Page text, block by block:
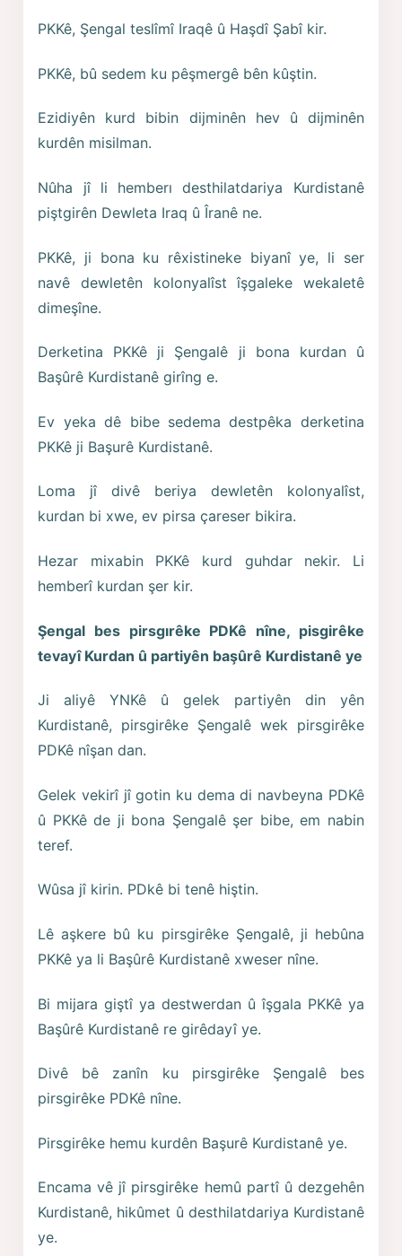
PKKê, Şengal teslîmî Iraqê û Haşdî Şabî kir.
PKKê, bû sedem ku pêşmergê bên kûştin.
Ezidiyên kurd bibin dijminên hev û dijminên
kurdên misilman.
Nûha jî li hemberı desthilatdariya Kurdistanê
piştgirên Dewleta Iraq û Îranê ne.
PKKê, ji bona ku rêxistineke biyanî ye, li ser
navê dewletên kolonyalîst îşgaleke wekaletê
dimeşîne.
Derketina PKKê ji Şengalê ji bona kurdan û
Başûrê Kurdistanê girîng e.
Ev yeka dê bibe sedema destpêka derketina
PKKê ji Başurê Kurdistanê.
Loma jî divê beriya dewletên kolonyalîst,
kurdan bi xwe, ev pirsa çareser bikira.
Hezar mixabin PKKê kurd guhdar nekir. Li
hemberî kurdan şer kir.
Şengal bes pirsgırêke PDKê nîne, pisgirêke
tevayî Kurdan û partiyên başûrê Kurdistanê ye
Ji aliyê YNKê û gelek partiyên din yên
Kurdistanê, pirsgirêke Şengalê wek pirsgirêke
PDKê nîşan dan.
Gelek vekirî jî gotin ku dema di navbeyna PDKê
û PKKê de ji bona Şengalê şer bibe, em nabin
teref.
Wûsa jî kirin. PDkê bi tenê hiştin.
Lê aşkere bû ku pirsgirêke Şengalê, ji hebûna
PKKê ya li Başûrê Kurdistanê xweser nîne.
Bi mijara giştî ya destwerdan û îşgala PKKê ya
Başûrê Kurdistanê re girêdayî ye.
Divê bê zanîn ku pirsgirêke Şengalê bes
pirsgirêke PDKê nîne.
Pirsgirêke hemu kurdên Başurê Kurdistanê ye.
Encama vê jî pirsgirêke hemû partî û dezgehên
Kurdistanê, hikûmet û desthilatdariya Kurdistanê
ye.